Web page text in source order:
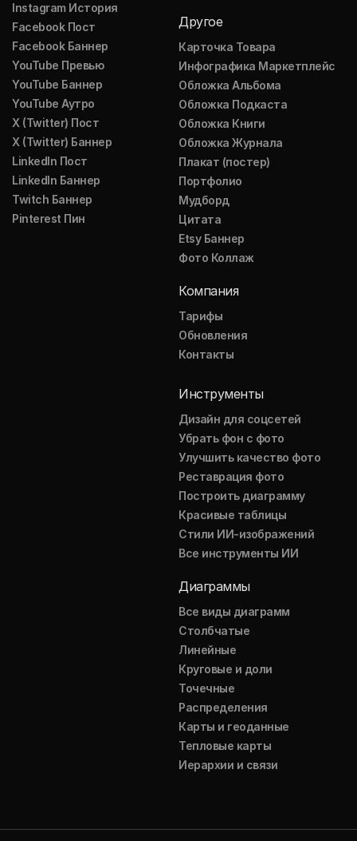
Instagram История
Facebook Пост
Facebook Баннер
YouTube Превью
YouTube Баннер
YouTube Аутро
X (Twitter) Пост
X (Twitter) Баннер
LinkedIn Пост
LinkedIn Баннер
Twitch Баннер
Pinterest Пин
Другое
Карточка Товара
Инфографика Маркетплейс
Обложка Альбома
Обложка Подкаста
Обложка Книги
Обложка Журнала
Плакат (постер)
Портфолио
Мудборд
Цитата
Etsy Баннер
Фото Коллаж
Компания
Тарифы
Обновления
Контакты
Инструменты
Дизайн для соцсетей
Убрать фон с фото
Улучшить качество фото
Реставрация фото
Построить диаграмму
Красивые таблицы
Стили ИИ-изображений
Все инструменты ИИ
Диаграммы
Все виды диаграмм
Столбчатые
Линейные
Круговые и доли
Точечные
Распределения
Карты и геоданные
Тепловые карты
Иерархии и связи